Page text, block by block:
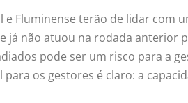
e Fluminense terão de lidar com
já não atuou na rodada
pode ser um risco para a
para os gestores é claro: a